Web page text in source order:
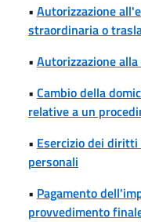
• Autorizzazione
straordinaria o
• Autorizzazione
• Cambio della
relative a un
• Esercizio dei
personali
• Pagamento
provvedimento